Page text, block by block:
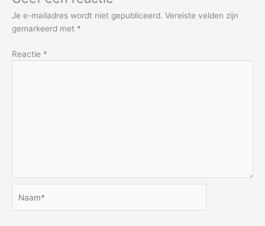
Je e-mailadres wordt niet gepubliceerd. Vereiste velden zijn
gemarkeerd met *
Reactie *